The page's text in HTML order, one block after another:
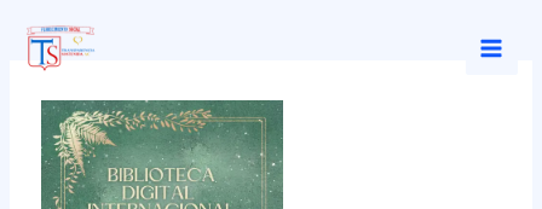
contenido